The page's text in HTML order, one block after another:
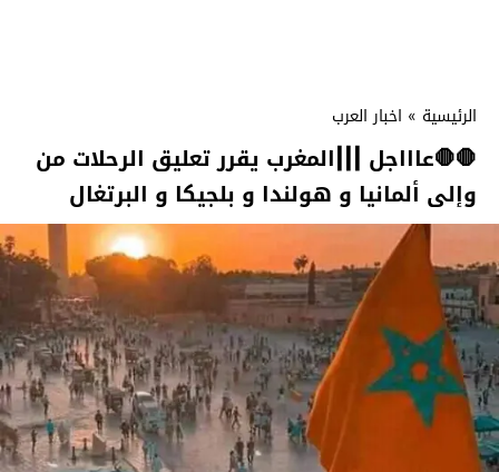
الرئيسية » اخبار العرب
🛑🛑عاااجل |||المغرب‬⁩ يقرر تعليق الرحلات من
وإلى ⁧‫ألمانيا‬⁩ و ⁧‫هولندا‬⁩ و ⁧‫بلجيكا‬⁩ و ⁧‫البرتغال‬⁩